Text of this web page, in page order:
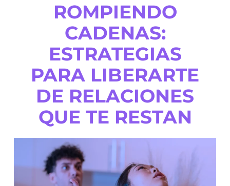
ROMPIENDO
CADENAS:
ESTRATEGIAS
PARA LIBERARTE
DE RELACIONES
QUE TE RESTAN